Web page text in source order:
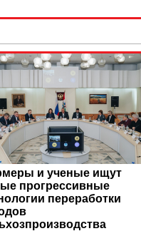
и ученые ищут
прогрессивные
переработки